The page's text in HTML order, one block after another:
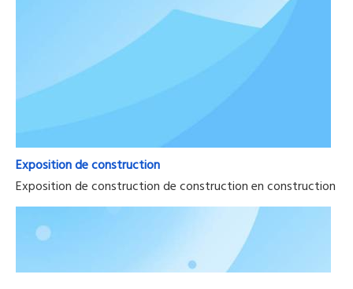
Exposition de construction
Exposition de construction de construction en construction